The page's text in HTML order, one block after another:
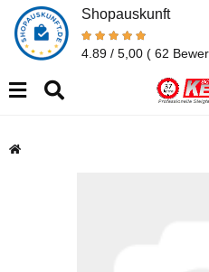
Shopauskunft
4.89 / 5,00 ( 62